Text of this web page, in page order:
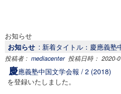
グローバルリサーチインス
塾内助成報告書
科学研究費補助金研究成果報
21世紀COEプログラム
慶應義塾大学グローバル
慶應義塾大学グローバル
お知らせ
お知らせ : 新着タイトル：慶應義塾
投稿者 : mediacenter 投稿日時： 2020-
慶應義塾中国文学会報 / 2 (2018)
を登録いたしました。